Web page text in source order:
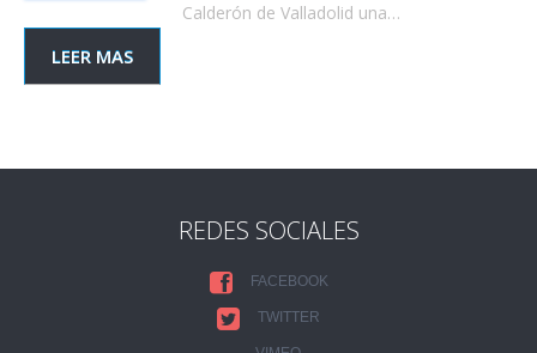
Calderón de Valladolid una…
LEER MAS
REDES SOCIALES
FACEBOOK
TWITTER